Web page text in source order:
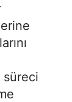
süreci